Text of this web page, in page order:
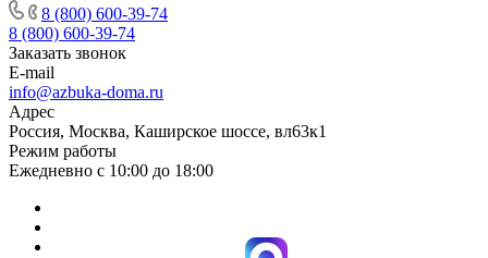
8 (800) 600-39-74
8 (800) 600-39-74
Заказать звонок
E-mail
info@azbuka-doma.ru
Адрес
Россия, Москва, Каширское шоссе, вл63к1
Режим работы
Ежедневно с 10:00 до 18:00